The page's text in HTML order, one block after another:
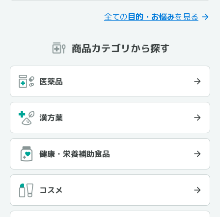
全ての目的・お悩みを見る
商品カテゴリから探す
医薬品
漢方薬
健康・栄養補助食品
コスメ